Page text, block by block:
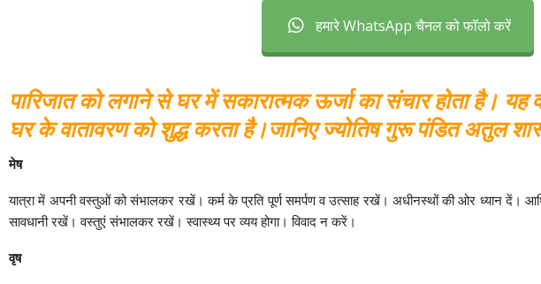
हमारे WhatsApp चैनल को फॉलो करें
पारिजात को लगाने से घर में सकारात्मक ऊर्जा का संचार होता है‌। यह
घर के वातावरण को शुद्ध करता है।जानिए ज्योतिष गुरू पंडित अतुल
मेष
यात्रा में अपनी वस्तुओं को संभालकर रखें। कर्म के प्रति पूर्ण समर्पण व उत्साह रखें। अधीनस्थों की ओर ध्यान दें।
सावधानी रखें। वस्तुएं संभालकर रखें। स्वास्थ्य पर व्यय होगा। विवाद न करें।
वृष